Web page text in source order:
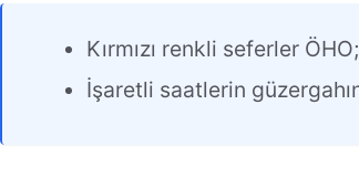
Kırmızı renkli seferler
İşaretli saatlerin